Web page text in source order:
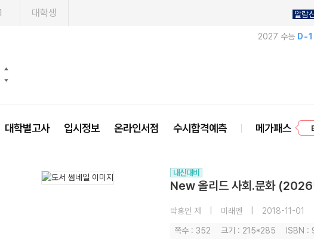
대학생 알람
2027 수능 D-
대학별고사 입시정보 온라인서점 수시합격예측 메가패스
내신대비
New 올리드 사회.문화 (2026
박홍인 저 미래엔 2018-11-01
쪽수 : 352 크기 : 215*285 ISBN